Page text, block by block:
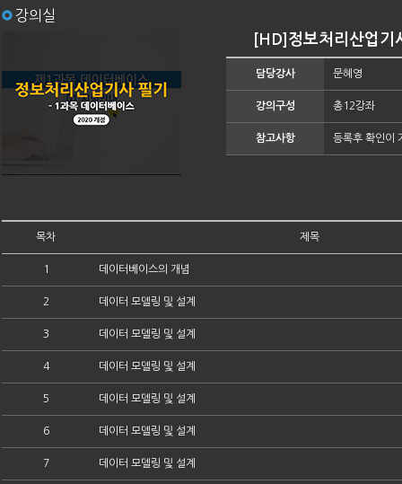
강의실
[HD]정보처리산업
담당강사 문혜영
강의구성 총12강좌
참고사항 등록후 확인이
목차 제목
1 데이터베이스의 개념
2 데이터 모델링 및 설계
3 데이터 모델링 및 설계
4 데이터 모델링 및 설계
5 데이터 모델링 및 설계
6 데이터 모델링 및 설계
7 데이터 모델링 및 설계